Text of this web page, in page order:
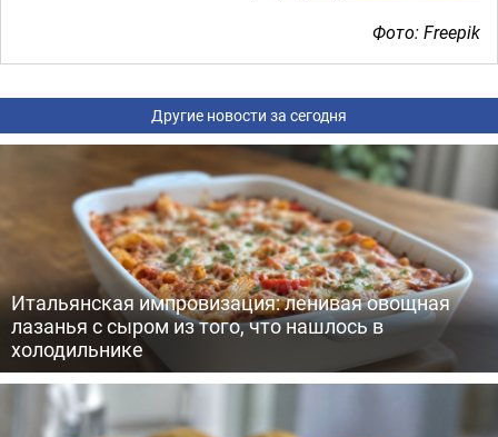
Фото: Freepik
Другие новости за сегодня
Итальянская импровизация: ленивая овощная
лазанья с сыром из того, что нашлось в
холодильнике